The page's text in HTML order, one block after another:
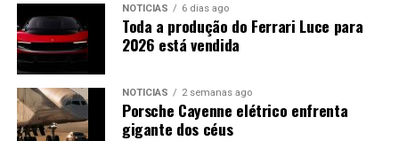
NOTÍCIAS 6 dias ago
Toda a produção do Ferrari Luce para
2026 está vendida
NOTÍCIAS 2 semanas ago
Porsche Cayenne elétrico enfrenta
gigante dos céus